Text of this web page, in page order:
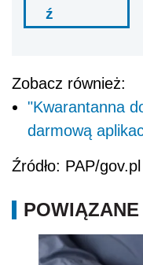
ź
Zobacz również:
"Kwarantanna
darmową
Źródło: PAP/gov.pl
POWIĄZANE